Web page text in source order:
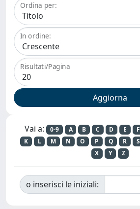
Ordina per:
In ordine:
Risultati/Pagina
Vai a: 0-9 A B C D E F
K
L M N O P Q R S
X
Y Z
o inserisci le iniziali: